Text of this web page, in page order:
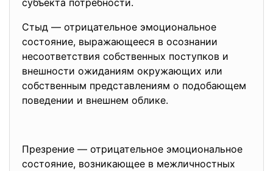
Стыд — отрицательное эмоциональное
состояние, выражающееся в осознании
несоответствия собственных поступков и
внешности ожиданиям окружающих или
собственным представлениям о подобающем
поведении и внешнем облике.
Презрение — отрицательное эмоциональное
состояние, возникающее в межличностных